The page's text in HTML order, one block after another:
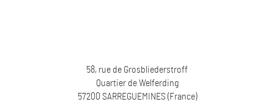
58, rue de Grosbliederstroff
Quartier de Welferding
57200 SARREGUEMINES (France)